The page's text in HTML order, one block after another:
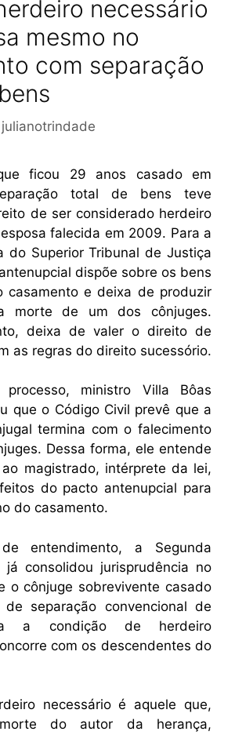
necessário
mesmo no
com separação
julianotrindade
ficou 29 anos casado em
total de bens teve
de ser considerado herdeiro
falecida em 2009. Para a
do Superior Tribunal de Justiça
dispõe sobre os bens
casamento e deixa de produzir
morte de um dos cônjuges.
deixa de valer o direito de
as regras do direito sucessório.
ministro Villa Bôas
que o Código Civil prevê que a
termina com o falecimento
Dessa forma, ele entende
magistrado, intérprete da lei,
do pacto antenupcial para
do casamento.
entendimento, a Segunda
já consolidou jurisprudência no
o cônjuge sobrevivente casado
separação convencional de
a condição de herdeiro
com os descendentes do
necessário é aquele que,
do autor da herança,